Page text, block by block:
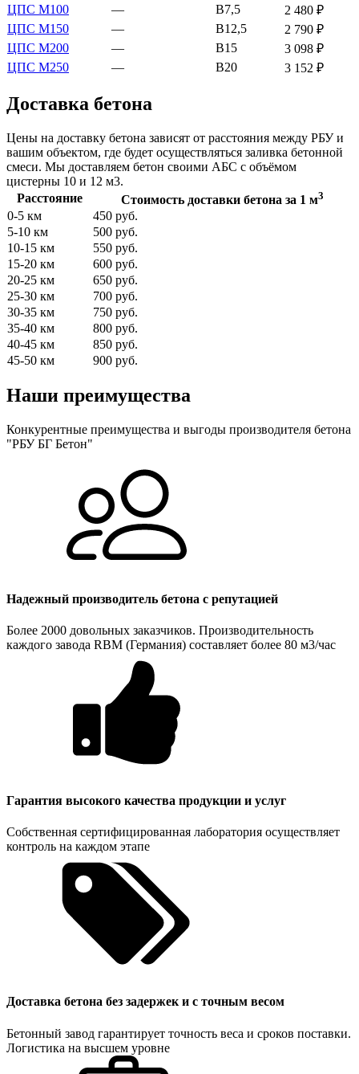
ЦПС М100
— В7,5
2 480 ₽
ЦПС М150
— В12,5
2 790 ₽
ЦПС М200
— В15
3 098 ₽
ЦПС М250
— В20 3 152 ₽
Доставка бетона
Цены на доставку бетона зависят от расстояния между РБУ и
вашим объектом, где будет осуществляться заливка бетонной
смеси. Мы доставляем бетон своими АБС с объёмом
цистерны 10 и 12 м3.
Расстояние
Стоимость доставки бетона за 1 м3
0-5 км
450 руб.
5-10 км
500 руб.
10-15 км
550 руб.
15-20 км
600 руб.
20-25 км
650 руб.
25-30 км
700 руб.
30-35 км
750 руб.
35-40 км
800 руб.
40-45 км
850 руб.
45-50 км
900 руб.
Наши преимущества
Конкурентные преимущества и выгоды производителя бетона
"РБУ БГ Бетон"
Надежный производитель бетона с репутацией
Более 2000 довольных заказчиков. Производительность
каждого завода RBM (Германия) составляет более 80 м3/час
Гарантия высокого качества продукции и услуг
Собственная сертифицированная лаборатория осуществляет
контроль на каждом этапе
Доставка бетона без задержек и с точным весом
Бетонный завод гарантирует точность веса и сроков поставки.
Логистика на высшем уровне